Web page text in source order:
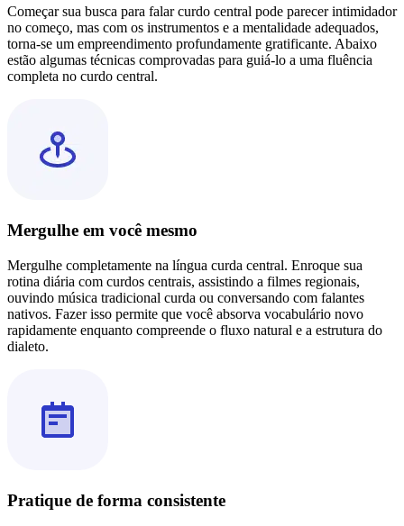
Começar sua busca para falar curdo central pode parecer intimidador
no começo, mas com os instrumentos e a mentalidade adequados,
torna-se um empreendimento profundamente gratificante. Abaixo
estão algumas técnicas comprovadas para guiá-lo a uma fluência
completa no curdo central.
Mergulhe em você mesmo
Mergulhe completamente na língua curda central. Enroque sua
rotina diária com curdos centrais, assistindo a filmes regionais,
ouvindo música tradicional curda ou conversando com falantes
nativos. Fazer isso permite que você absorva vocabulário novo
rapidamente enquanto compreende o fluxo natural e a estrutura do
dialeto.
Pratique de forma consistente